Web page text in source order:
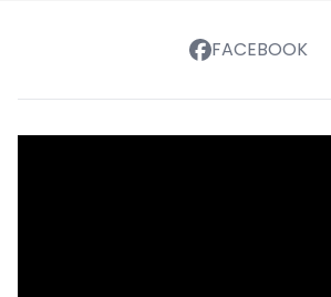
FACEBOOK